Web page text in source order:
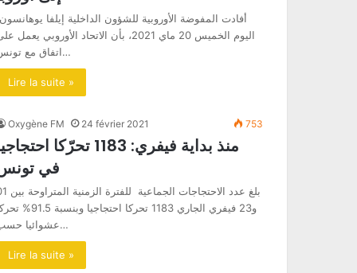
أفادت المفوضة الأوروبية للشؤون الداخلية إيلفا
اليوم الخميس 20 ماي 2021، بأن الاتحاد الأوروبي يعمل
اتفاق مع تونس…
Lire la suite »
Oxygène FM 24 février 2021 753
منذ بداية فيفري: 1183 تحرّكا
في
بلغ عدد الاحتجاجات
و23 فيفري الجاري 1183 تحركا احتجاجيا وبنسبة
عشوائيا حسب…
Lire la suite »